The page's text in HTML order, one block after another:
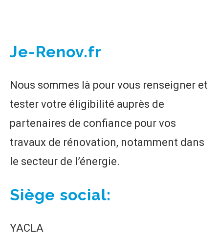
Je-Renov.fr
Nous sommes là pour vous renseigner et
tester votre éligibilité auprès de
partenaires de confiance pour vos
travaux de rénovation, notamment dans
le secteur de l’énergie.
Siège social:
YACLA